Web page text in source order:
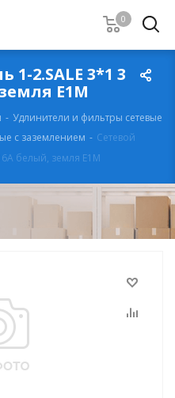
0
2.SALE 3*1 3
E1М
- Удлинители и фильтры сетевые
с заземлением - Сетевой
белый, земля E1М